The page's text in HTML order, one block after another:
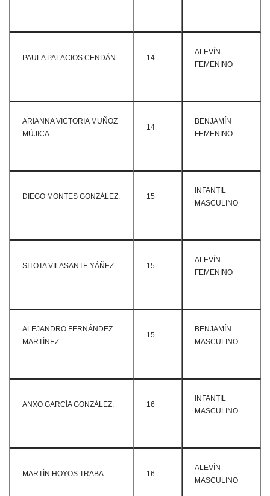
PAULA PALACIOS CENDÁN. 14
ALEVÍN
FEMENINO
ARIANNA VICTORIA MUÑOZ
MÚJICA.
14
BENJAMÍN
FEMENINO
DIEGO MONTES GONZÁLEZ. 15
INFANTIL
MASCULINO
SITOTA VILASANTE YÁÑEZ. 15
ALEVÍN
FEMENINO
ALEJANDRO FERNÁNDEZ
MARTÍNEZ.
15
BENJAMÍN
MASCULINO
ANXO GARCÍA GONZÁLEZ. 16
INFANTIL
MASCULINO
MARTÍN HOYOS TRABA. 16
ALEVÍN
MASCULINO